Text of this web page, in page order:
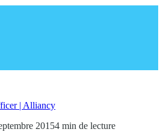
| Alliancy
20154 min de lecture